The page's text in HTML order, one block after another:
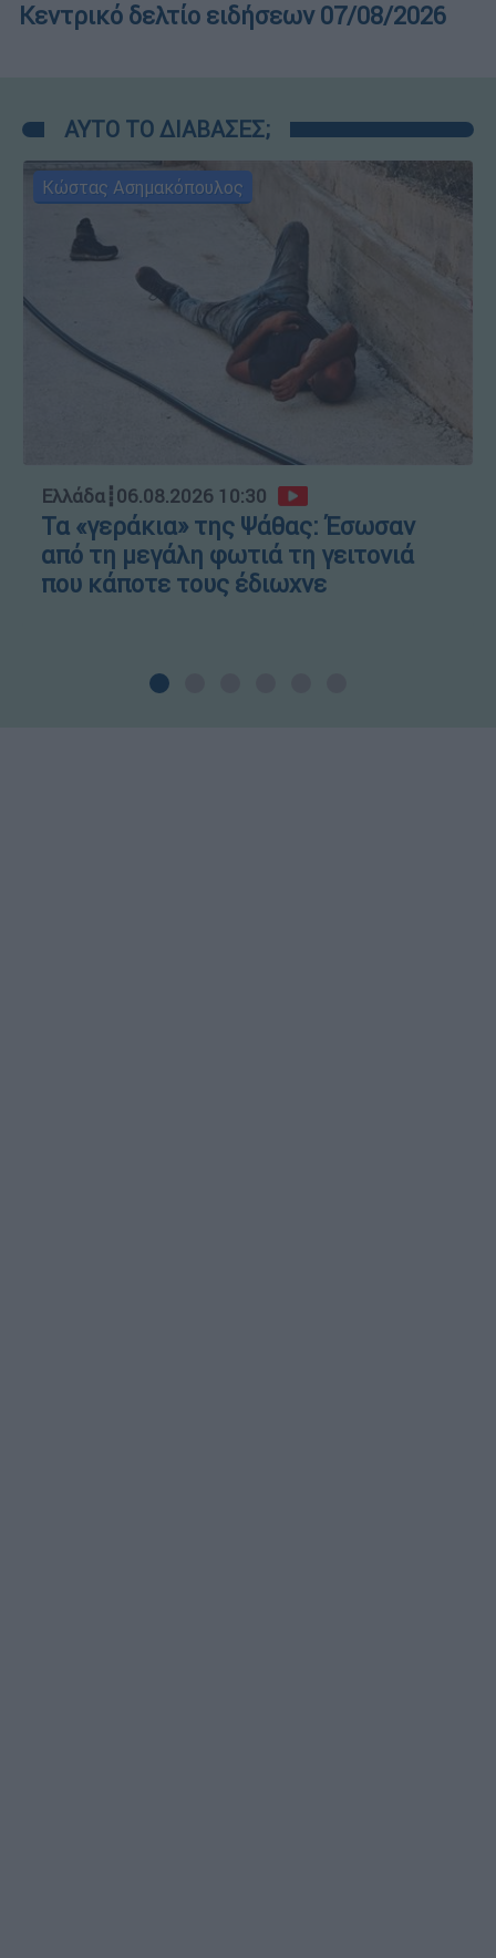
Κεντρικό δελτίο ειδήσεων 07/08/2026
ΑΥΤΟ ΤΟ ΔΙΑΒΑΣΕΣ;
Κώστας Ασημακόπουλος
Ελλάδα┋06.08.2026 10:30
Τα «γεράκια» της Ψάθας: Έσωσαν
από τη μεγάλη φωτιά τη γειτονιά
που κάποτε τους έδιωχνε